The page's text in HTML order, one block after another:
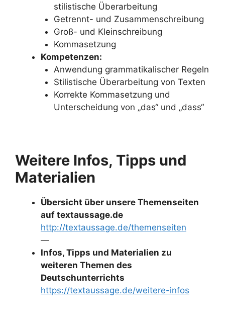
stilistische Überarbeitung
Getrennt- und Zusammenschreibung
Groß- und Kleinschreibung
Kommasetzung
Kompetenzen:
Anwendung grammatikalischer Regeln
Stilistische Überarbeitung von Texten
Korrekte Kommasetzung und
Unterscheidung von „das“ und „dass“
Weitere Infos, Tipps und
Materialien
Übersicht über unsere Themenseiten
auf textaussage.de
http://textaussage.de/themenseiten
—
Infos, Tipps und Materialien zu
weiteren Themen des
Deutschunterrichts
https://textaussage.de/weitere-infos